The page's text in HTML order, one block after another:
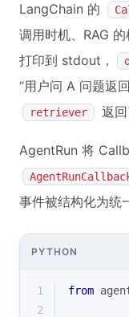
LangChain 的
调用时机、RAG
打印到 stdout，
“用户问 A 问题返
retriever 返回
AgentRun 将
事件被结构化为统
PYTHON
1 from
2